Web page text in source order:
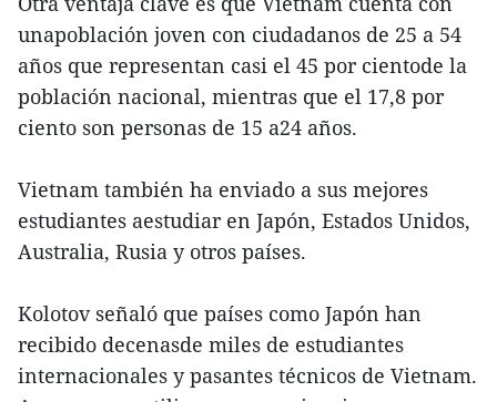
unapoblación joven con ciudadanos de 25 a 54
años que representan casi el 45 por cientode la
población nacional, mientras que el 17,8 por
ciento son personas de 15 a24 años.
Vietnam también ha enviado a sus mejores
estudiantes aestudiar en Japón, Estados Unidos,
Australia, Rusia y otros países.
Kolotov señaló que países como Japón han
recibido decenasde miles de estudiantes
internacionales y pasantes técnicos de Vietnam.